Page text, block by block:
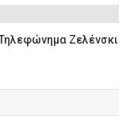
Ζελένσκι